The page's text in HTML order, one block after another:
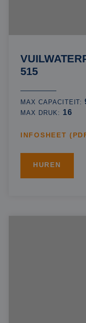
515
MAX CAPACITEIT:
MAX DRUK: 16
INFOSHEET
HUREN